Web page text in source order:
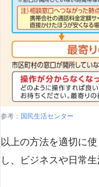
参考： 国民生活センター
以上の方法を適切に
し、ビジネスや日常